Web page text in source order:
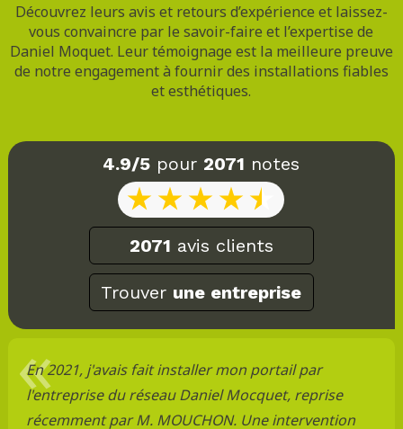
Découvrez leurs avis et retours d’expérience et laissez-
vous convaincre par le savoir-faire et l’expertise de
Daniel Moquet. Leur témoignage est la meilleure preuve
de notre engagement à fournir des installations fiables
et esthétiques.
4.9/5 pour 2071 notes
2071 avis clients
Trouver une entreprise
En 2021, j'avais fait installer mon portail par
l'entreprise du réseau Daniel Mocquet, reprise
récemment par M. MOUCHON. Une intervention